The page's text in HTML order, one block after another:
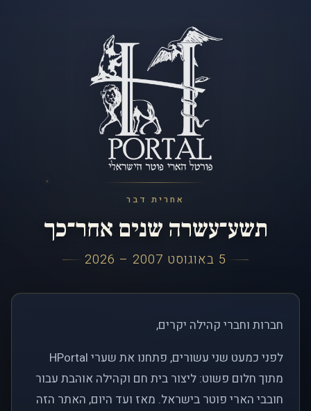
אחרית דבר
תשע־עשרה שנים אחר־כך
5 באוגוסט 2007 – 2026
חברות וחברי קהילה יקרים,
לפני כמעט שני עשורים, פתחנו את שערי HPortal
מתוך חלום פשוט: ליצור בית חם וקהילה אוהבת עבור
חובבי הארי פוטר בישראל. מאז ועד היום, האתר הזה